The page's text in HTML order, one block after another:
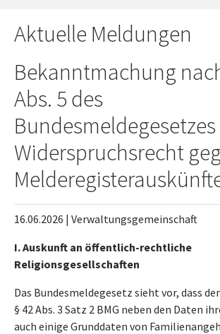
Aktuelle Meldungen
Bekanntmachung
Abs. 5 des
Widerspruchsrecht
16.06.2026 | Verwaltungsgemeinschaft
I. Auskunft an öffentlich-rechtliche
Religionsgesellschaften
Das Bundesmeldegesetz sieht vor, dass
§ 42 Abs. 3 Satz 2 BMG neben den Daten
auch einige Grunddaten von